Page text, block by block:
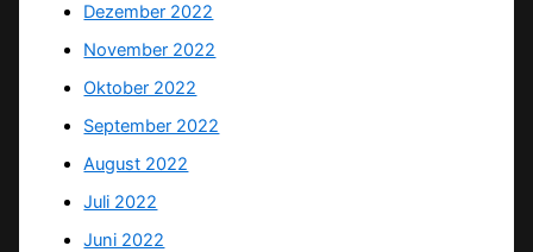
Dezember 2022
November 2022
Oktober 2022
September 2022
August 2022
Juli 2022
Juni 2022